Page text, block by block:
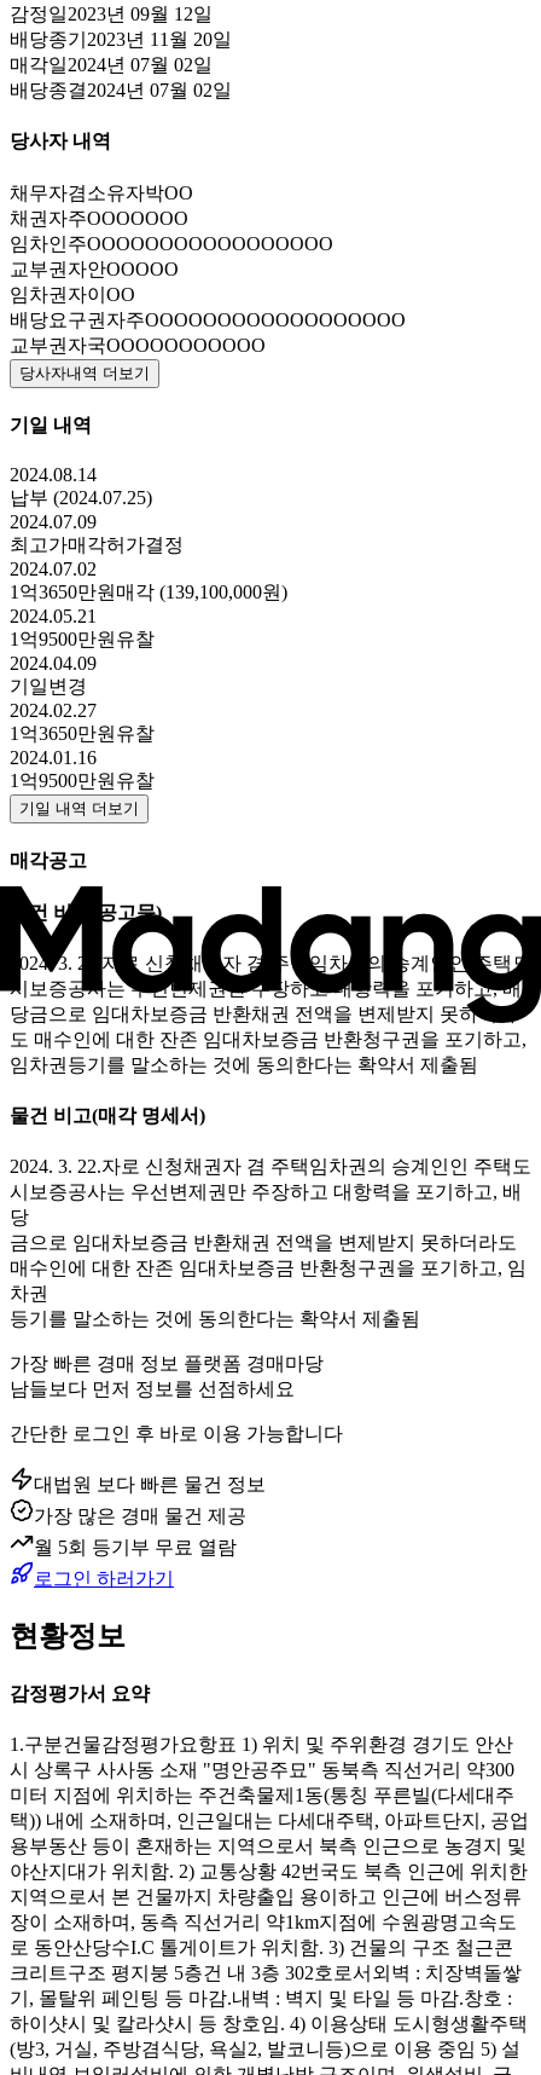
감정일2023년 09월 12일
배당종기 2023년 11월 20일
매각일2024년 07월 02일
배당종결2024년 07월 02일
당사자 내역
채무자겸소유자박OO
채권자주OOOOOOO
임차인주OOOOOOOOOOOOOOOOO
교부권자안OOOOO
임차권자이OO
배당요구권자주OOOOOOOOOOOOOOOOOO
교부권자국OOOOOOOOOOO
당사자내역 더보기
기일 내역
2024.08.14
납부 (2024.07.25)
2024.07.09
최고가매각허가결정
2024.07.02
1억3650만원 매각 (139,100,000원)
2024.05.21
1억9500만원 유찰
2024.04.09
기일변경
2024.02.27
1억3650만원 유찰
2024.01.16
1억9500만원 유찰
기일 내역 더보기
매각공고
물건 비고 (공고문)
2024. 3. 22.자로 신청채권자 겸 주택임차권의 승계인인 주택도
시보증공사는 우선변제권만 주장하고 대항력을 포기하고, 배
당금으로 임대차보증금 반환채권 전액을 변제받지 못하더라
도 매수인에 대한 잔존 임대차보증금 반환청구권을 포기하고,
임차권등기를 말소하는 것에 동의한다는 확약서 제출됨
물건 비고(매각 명세서)
2024. 3. 22.자로 신청채권자 겸 주택임차권의 승계인인 주택도
시보증공사는 우선변제권만 주장하고 대항력을 포기하고, 배
당
금으로 임대차보증금 반환채권 전액을 변제받지 못하더라도
매수인에 대한 잔존 임대차보증금 반환청구권을 포기하고, 임
차권
등기를 말소하는 것에 동의한다는 확약서 제출됨
가장 빠른 경매 정보 플랫폼 경매마당
남들보다 먼저 정보를 선점하세요
간단한 로그인 후 바로 이용 가능합니다
대법원 보다 빠른 물건 정보
가장 많은 경매 물건 제공
월 5회 등기부 무료 열람
로그인 하러가기
현황정보
감정평가서 요약
1.구분건물감정평가요항표 1) 위치 및 주위환경 경기도 안산
시 상록구 사사동 소재 "명안공주묘" 동북측 직선거리 약300
미터 지점에 위치하는 주건축물제1동(통칭 푸른빌(다세대주
택)) 내에 소재하며, 인근일대는 다세대주택, 아파트단지, 공업
용부동산 등이 혼재하는 지역으로서 북측 인근으로 농경지 및
야산지대가 위치함. 2) 교통상황 42번국도 북측 인근에 위치한
지역으로서 본 건물까지 차량출입 용이하고 인근에 버스정류
장이 소재하며, 동측 직선거리 약1km지점에 수원광명고속도
로 동안산당수I.C 톨게이트가 위치함. 3) 건물의 구조 철근콘
크리트구조 평지붕 5층건 내 3층 302호로서외벽 : 치장벽돌쌓
기, 몰탈위 페인팅 등 마감.내벽 : 벽지 및 타일 등 마감.창호 :
하이샷시 및 칼라샷시 등 창호임. 4) 이용상태 도시형생활주택
(방3, 거실, 주방겸식당, 욕실2, 발코니등)으로 이용 중임 5) 설